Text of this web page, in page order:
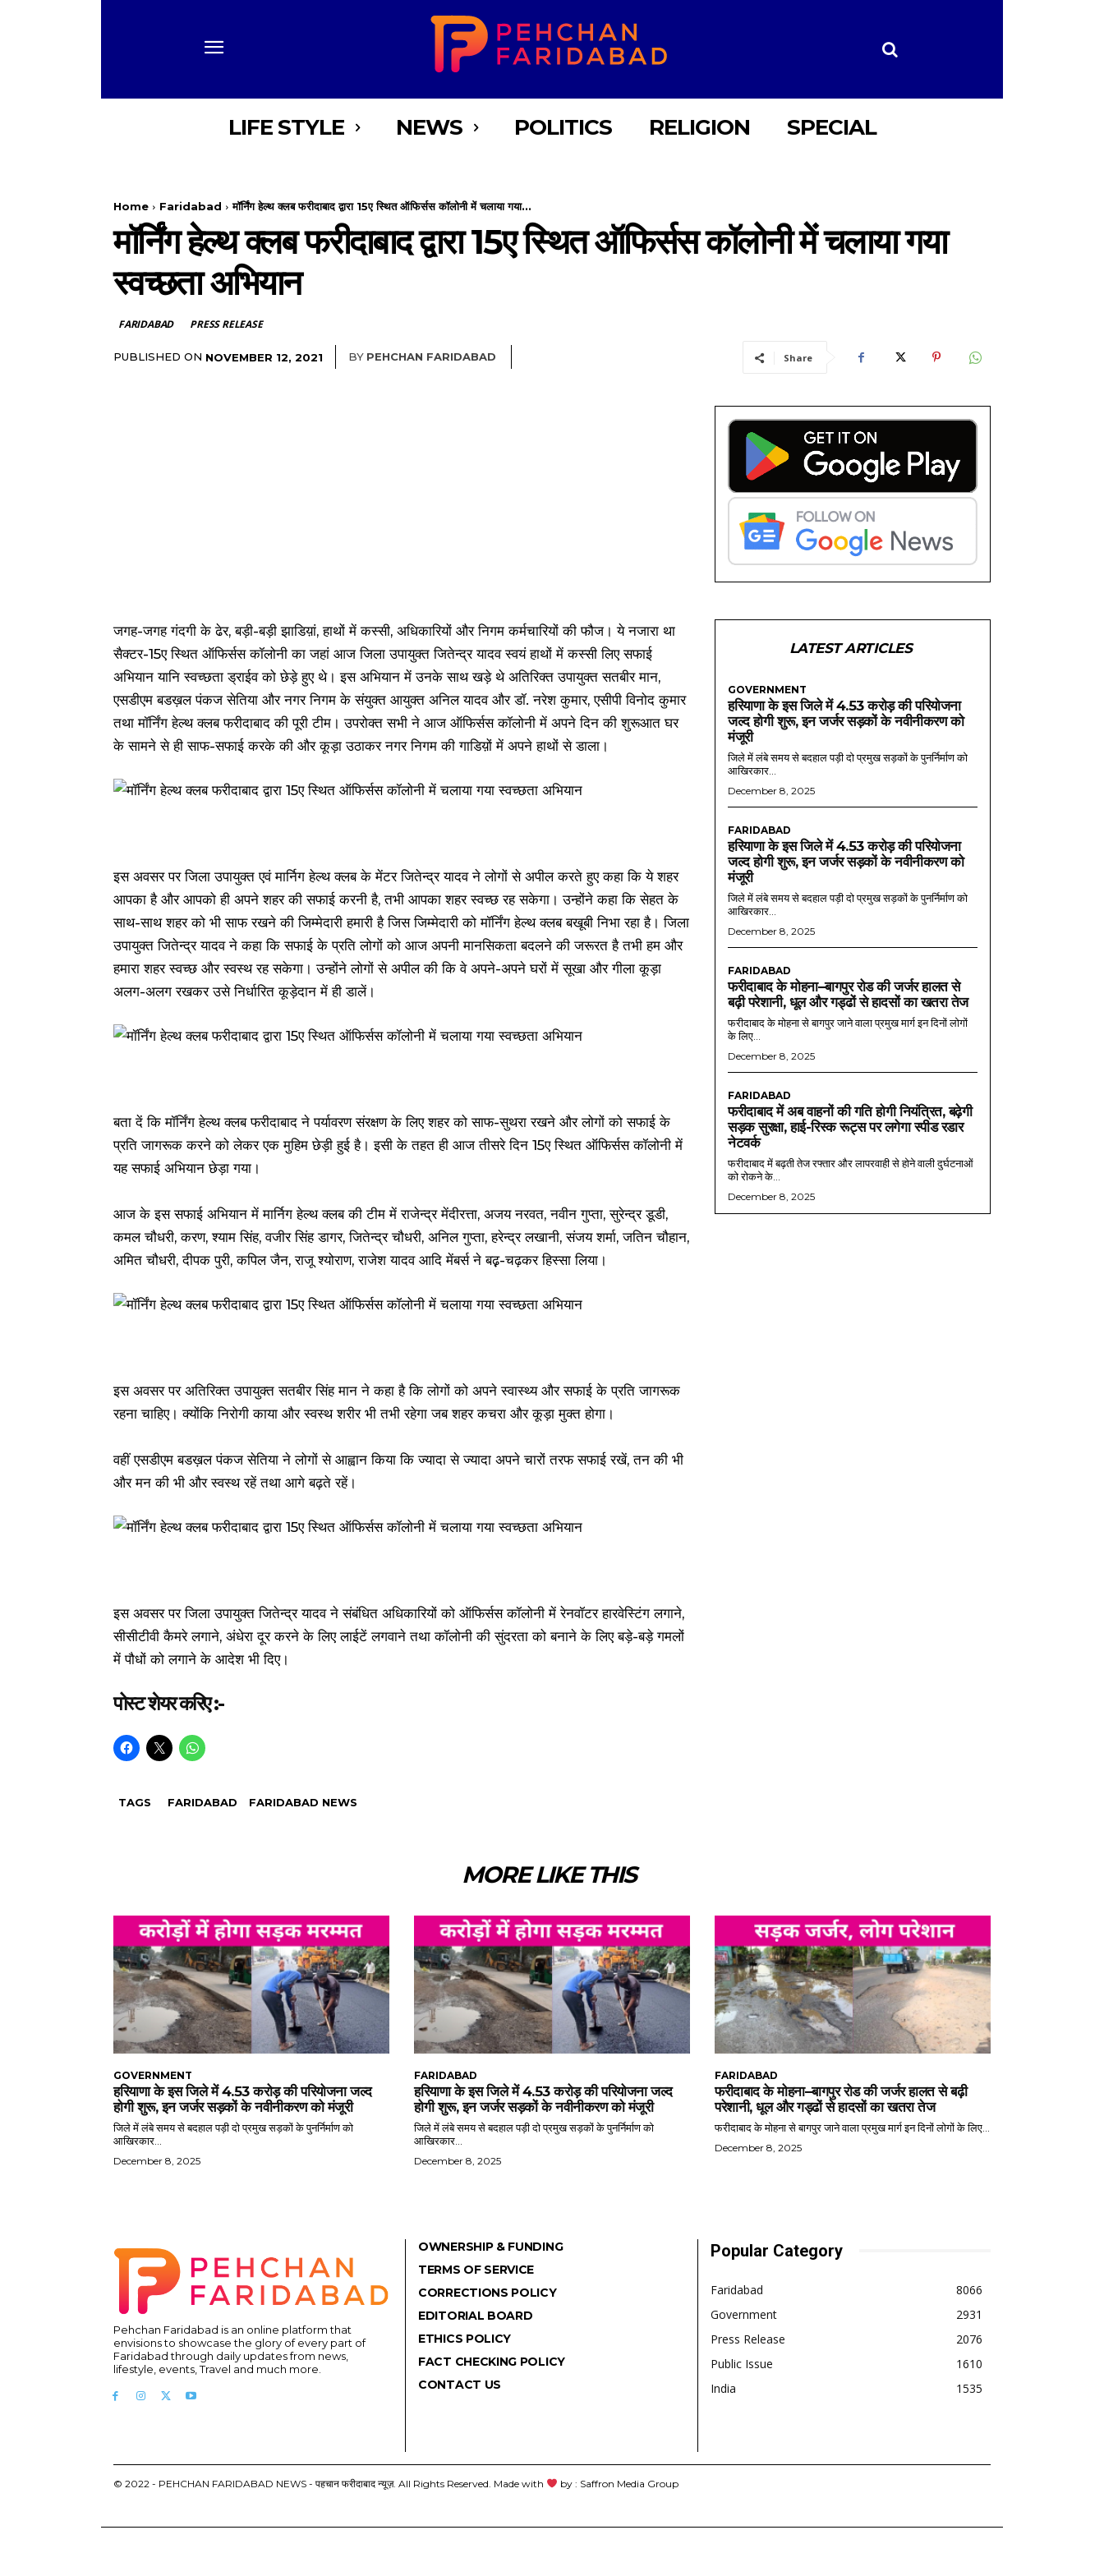
LIFE STYLE NEWS POLITICS RELIGION SPECIAL
Home Faridabad मॉर्निंग हेल्थ क्लब फरीदाबाद द्वारा 15ए स्थित ऑफिर्सस कॉलोनी में चलाया गया...
मॉर्निंग हेल्थ क्लब फरीदाबाद द्वारा 15ए स्थित ऑफिर्सस कॉलोनी में चलाया गया
स्वच्छता अभियान
FARIDABAD PRESS RELEASE
PUBLISHED ON NOVEMBER 12, 2021 BY PEHCHAN FARIDABAD Share
जगह-जगह गंदगी के ढेर, बड़ी-बड़ी झाडिय़ां, हाथों में कस्सी, अधिकारियों और निगम कर्मचारियों की फौज। ये नजारा था
सैक्टर-15ए स्थित ऑफिर्सस कॉलोनी का जहां आज जिला उपायुक्त जितेन्द्र यादव स्वयं हाथों में कस्सी लिए सफाई
अभियान यानि स्वच्छता ड्राईव को छेड़े हुए थे। इस अभियान में उनके साथ खड़े थे अतिरिक्त उपायुक्त सतबीर मान,
एसडीएम बडख़ल पंकज सेतिया और नगर निगम के संयुक्त आयुक्त अनिल यादव और डॉ. नरेश कुमार, एसीपी विनोद कुमार
तथा मॉर्निंग हेल्थ क्लब फरीदाबाद की पूरी टीम। उपरोक्त सभी ने आज ऑफिर्सस कॉलोनी में अपने दिन की शुरूआत घर
के सामने से ही साफ-सफाई करके की और कूड़ा उठाकर नगर निगम की गाडिय़ों में अपने हाथों से डाला।
इस अवसर पर जिला उपायुक्त एवं मार्निग हेल्थ क्लब के मेंटर जितेन्द्र यादव ने लोगों से अपील करते हुए कहा कि ये शहर
आपका है और आपको ही अपने शहर की सफाई करनी है, तभी आपका शहर स्वच्छ रह सकेगा। उन्होंने कहा कि सेहत के
साथ-साथ शहर को भी साफ रखने की जिम्मेदारी हमारी है जिस जिम्मेदारी को मॉर्निंग हेल्थ क्लब बखूबी निभा रहा है। जिला
उपायुक्त जितेन्द्र यादव ने कहा कि सफाई के प्रति लोगों को आज अपनी मानसिकता बदलने की जरूरत है तभी हम और
हमारा शहर स्वच्छ और स्वस्थ रह सकेगा। उन्होंने लोगों से अपील की कि वे अपने-अपने घरों में सूखा और गीला कूड़ा
अलग-अलग रखकर उसे निर्धारित कूड़ेदान में ही डालें।
बता दें कि मॉर्निंग हेल्थ क्लब फरीदाबाद ने पर्यावरण संरक्षण के लिए शहर को साफ-सुथरा रखने और लोगों को सफाई के
प्रति जागरूक करने को लेकर एक मुहिम छेड़ी हुई है। इसी के तहत ही आज तीसरे दिन 15ए स्थित ऑफिर्सस कॉलोनी में
यह सफाई अभियान छेड़ा गया।
आज के इस सफाई अभियान में मार्निग हेल्थ क्लब की टीम में राजेन्द्र मेंदीरत्ता, अजय नरवत, नवीन गुप्ता, सुरेन्द्र डूडी,
कमल चौधरी, करण, श्याम सिंह, वजीर सिंह डागर, जितेन्द्र चौधरी, अनिल गुप्ता, हरेन्द्र लखानी, संजय शर्मा, जतिन चौहान,
अमित चौधरी, दीपक पुरी, कपिल जैन, राजू श्योराण, राजेश यादव आदि मेंबर्स ने बढ़़-चढ़कर हिस्सा लिया।
इस अवसर पर अतिरिक्त उपायुक्त सतबीर सिंह मान ने कहा है कि लोगों को अपने स्वास्थ्य और सफाई के प्रति जागरूक
रहना चाहिए। क्योंकि निरोगी काया और स्वस्थ शरीर भी तभी रहेगा जब शहर कचरा और कूड़ा मुक्त होगा।
वहीं एसडीएम बडख़ल पंकज सेतिया ने लोगों से आह्वान किया कि ज्यादा से ज्यादा अपने चारों तरफ सफाई रखें, तन की भी
और मन की भी और स्वस्थ रहें तथा आगे बढ़ते रहें।
इस अवसर पर जिला उपायुक्त जितेन्द्र यादव ने संबंधित अधिकारियों को ऑफिर्सस कॉलोनी में रेनवॉटर हारवेस्टिंग लगाने,
सीसीटीवी कैमरे लगाने, अंधेरा दूर करने के लिए लाईटें लगवाने तथा कॉलोनी की सुंदरता को बनाने के लिए बड़े-बड़े गमलों
में पौधों को लगाने के आदेश भी दिए।
पोस्ट शेयर करिए :-
TAGS FARIDABAD FARIDABAD NEWS
LATEST ARTICLES
GOVERNMENT
हरियाणा के इस जिले में 4.53 करोड़ की परियोजना
जल्द होगी शुरू, इन जर्जर सड़कों के नवीनीकरण को
मंजूरी
जिले में लंबे समय से बदहाल पड़ी दो प्रमुख सड़कों के पुनर्निर्माण को
आखिरकार...
December 8, 2025
FARIDABAD
हरियाणा के इस जिले में 4.53 करोड़ की परियोजना
जल्द होगी शुरू, इन जर्जर सड़कों के नवीनीकरण को
मंजूरी
जिले में लंबे समय से बदहाल पड़ी दो प्रमुख सड़कों के पुनर्निर्माण को
आखिरकार...
December 8, 2025
FARIDABAD
फरीदाबाद के मोहना–बागपुर रोड की जर्जर हालत से
बढ़ी परेशानी, धूल और गड्ढों से हादसों का खतरा तेज
फरीदाबाद के मोहना से बागपुर जाने वाला प्रमुख मार्ग इन दिनों लोगों
के लिए...
December 8, 2025
FARIDABAD
फरीदाबाद में अब वाहनों की गति होगी नियंत्रित, बढ़ेगी
सड़क सुरक्षा, हाई-रिस्क रूट्स पर लगेगा स्पीड रडार
नेटवर्क
फरीदाबाद में बढ़ती तेज रफ्तार और लापरवाही से होने वाली दुर्घटनाओं
को रोकने के...
December 8, 2025
MORE LIKE THIS
GOVERNMENT
हरियाणा के इस जिले में 4.53 करोड़ की परियोजना जल्द
होगी शुरू, इन जर्जर सड़कों के नवीनीकरण को मंजूरी
जिले में लंबे समय से बदहाल पड़ी दो प्रमुख सड़कों के पुनर्निर्माण को
आखिरकार...
December 8, 2025
FARIDABAD
हरियाणा के इस जिले में 4.53 करोड़ की परियोजना जल्द
होगी शुरू, इन जर्जर सड़कों के नवीनीकरण को मंजूरी
जिले में लंबे समय से बदहाल पड़ी दो प्रमुख सड़कों के पुनर्निर्माण को
आखिरकार...
December 8, 2025
FARIDABAD
फरीदाबाद के मोहना–बागपुर रोड की जर्जर हालत से बढ़ी
परेशानी, धूल और गड्ढों से हादसों का खतरा तेज
फरीदाबाद के मोहना से बागपुर जाने वाला प्रमुख मार्ग इन दिनों लोगों के लिए...
December 8, 2025
Pehchan Faridabad is an online platform that
envisions to showcase the glory of every part of
Faridabad through daily updates from news,
lifestyle, events, Travel and much more.
OWNERSHIP & FUNDING
TERMS OF SERVICE
CORRECTIONS POLICY
EDITORIAL BOARD
ETHICS POLICY
FACT CHECKING POLICY
CONTACT US
Popular Category
Faridabad
8066
Government
2931
Press Release
2076
Public Issue
1610
India
1535
© 2022 - PEHCHAN FARIDABAD NEWS - पहचान फरीदाबाद न्यूज़. All Rights Reserved. Made with by : Saffron Media Group